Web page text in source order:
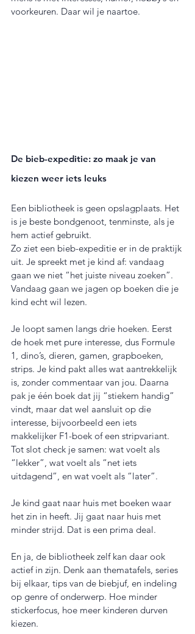
voorkeuren. Daar wil je naartoe.
De bieb-expeditie: zo maak je van
kiezen weer iets leuks
Een bibliotheek is geen opslagplaats. Het
is je beste bondgenoot, tenminste, als je
hem actief gebruikt.
Zo ziet een bieb-expeditie er in de praktijk
uit. Je spreekt met je kind af: vandaag
gaan we niet “het juiste niveau zoeken”.
Vandaag gaan we jagen op boeken die je
kind echt wil lezen.
Je loopt samen langs drie hoeken. Eerst
de hoek met pure interesse, dus Formule
1, dino’s, dieren, gamen, grapboeken,
strips. Je kind pakt alles wat aantrekkelijk
is, zonder commentaar van jou. Daarna
pak je één boek dat jij “stiekem handig”
vindt, maar dat wel aansluit op die
interesse, bijvoorbeeld een iets
makkelijker F1-boek of een stripvariant.
Tot slot check je samen: wat voelt als
“lekker”, wat voelt als “net iets
uitdagend”, en wat voelt als “later”.
Je kind gaat naar huis met boeken waar
het zin in heeft. Jij gaat naar huis met
minder strijd. Dat is een prima deal.
En ja, de bibliotheek zelf kan daar ook
actief in zijn. Denk aan thematafels, series
bij elkaar, tips van de biebjuf, en indeling
op genre of onderwerp. Hoe minder
stickerfocus, hoe meer kinderen durven
kiezen.